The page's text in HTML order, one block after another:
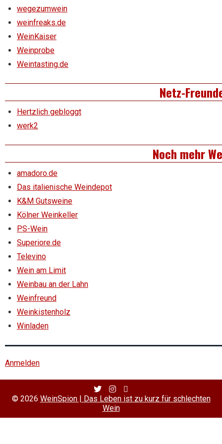
wegezumwein
weinfreaks.de
WeinKaiser
Weinprobe
Weintasting.de
Netz-
Hertzlich gebloggt
werk2
Noch mehr
amadoro.de
Das italienische Weindepot
K&M Gutsweine
Kölner Weinkeller
PS-Wein
Superiore.de
Televino
Wein am Limit
Weinbau an der Lahn
Weinfreund
Weinkistenholz
Winladen
Anmelden
Twitter
Profile
Facebook
ProfileFeed
© 2026 WeinSpion | Das Leben ist zu kurz für schlechten
Wein